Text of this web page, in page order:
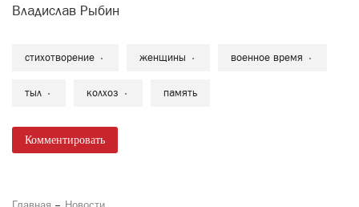
Владислав Рыбин
стихотворение женщины военное время
тыл колхоз память
Комментировать